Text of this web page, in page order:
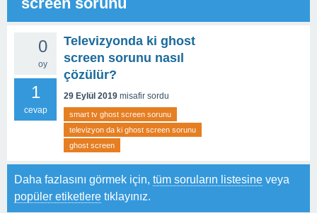
0
oy
1
cevap
Televizyonda ki ghost
screen sorunu nasıl
çözülür?
29 Eylül 2019 misafir sordu
smart tv ghost screen sorunu
televizyon da ki ghost screen sorunu
ghost screen
Daha fazlasını görmek için, tüm soruların listesine veya
popüler etiketlere tıklayınız.